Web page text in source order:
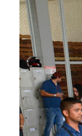
Image